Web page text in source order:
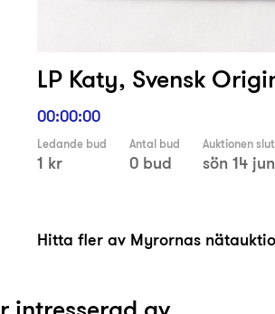
LP Katy, Svensk
00:00:00
Ledande bud
1 kr
Antal bud
0 bud
Auktionen
sön 14
Hitta fler av Myrornas